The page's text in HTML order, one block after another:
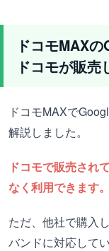
ドコモMAX
ドコモが販
ドコモMAXで
解説しました。
ドコモで販売され
なく利用できます。
ただ、他社で購入
バンドに対応して